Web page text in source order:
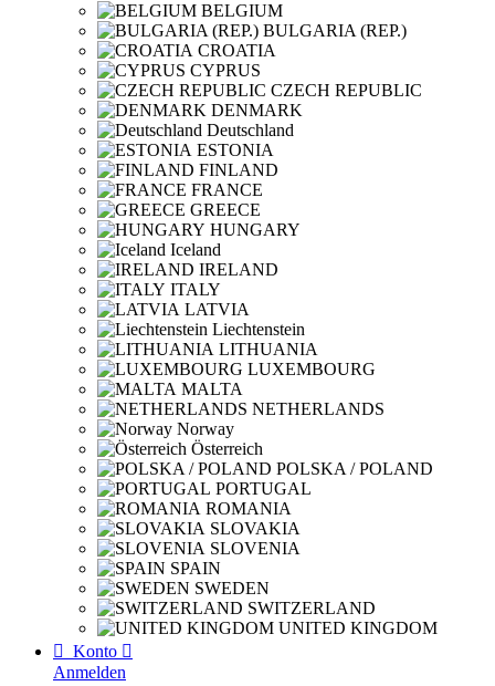
BELGIUM
BULGARIA (REP.)
CROATIA
CYPRUS
CZECH REPUBLIC
DENMARK
Deutschland
ESTONIA
FINLAND
FRANCE
GREECE
HUNGARY
Iceland
IRELAND
ITALY
LATVIA
Liechtenstein
LITHUANIA
LUXEMBOURG
MALTA
NETHERLANDS
Norway
Österreich
POLSKA / POLAND
PORTUGAL
ROMANIA
SLOVAKIA
SLOVENIA
SPAIN
SWEDEN
SWITZERLAND
UNITED KINGDOM
 Konto 
Anmelden